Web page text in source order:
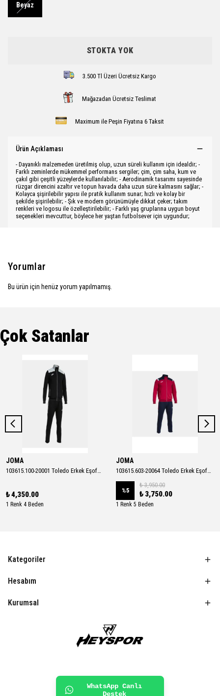
Beyaz
STOKTA YOK
3.500 Tl Üzeri Ücretsiz Kargo
Mağazadan Ücretsiz Teslimat
Maximum ile Peşin Fiyatına 6 Taksit
Ürün Açıklaması
- Dayanıklı malzemeden üretilmiş olup, uzun süreli kullanım için idealdir; -
Farklı zeminlerde mükemmel performans sergiler; çim, çim saha, kum ve
çakıl gibi çeşitli yüzeylerde kullanılabilir; - Aerodinamik tasarımı sayesinde
rüzgar direncini azaltır ve topun havada daha uzun süre kalmasını sağlar; -
Kolayca şişirilebilir yapısı ile pratik kullanım sunar; hızlı ve kolay bir
şekilde şişirilebilir; - Şık ve modern görünümüyle dikkat çeker; takım
renkleri ve logosu ile özelleştirilebilir; - Farklı yaş gruplarına uygun boyut
seçenekleri mevcuttur, böylece her yaştan futbolsever için uygundur;
Yorumlar
Bu ürün için henüz yorum yapılmamış.
Çok Satanlar
JOMA
103615.100-20001 Toledo Erkek Eşofman Takımı
₺ 4,350.00
1 Renk 4 Beden
JOMA
103615.603-20064 Toledo Erkek Eşofman Takımı
%5
₺ 3,950.00
₺ 3,750.00
1 Renk 5 Beden
Kategoriler
Hesabım
Kurumsal
WhatsApp Canlı
Destek